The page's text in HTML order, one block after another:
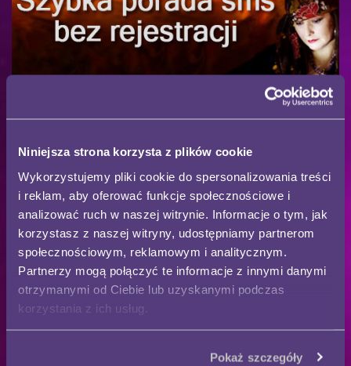
Niniejsza strona korzysta z plików cookie
Wykorzystujemy pliki cookie do spersonalizowania treści
i reklam, aby oferować funkcje społecznościowe i
analizować ruch w naszej witrynie. Informacje o tym, jak
korzystasz z naszej witryny, udostępniamy partnerom
społecznościowym, reklamowym i analitycznym.
Partnerzy mogą połączyć te informacje z innymi danymi
otrzymanymi od Ciebie lub uzyskanymi podczas
korzystania z ich usług.
Pokaż szczegóły
TAROCISTKA
SELENA
WRÓŻBY MIŁOSNE